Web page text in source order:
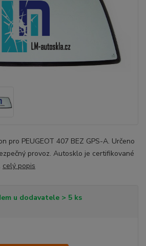
pro PEUGEOT 407 BEZ GPS-A. Určeno
provoz. Autosklo je certifikované
celý popis
u dodavatele > 5 ks